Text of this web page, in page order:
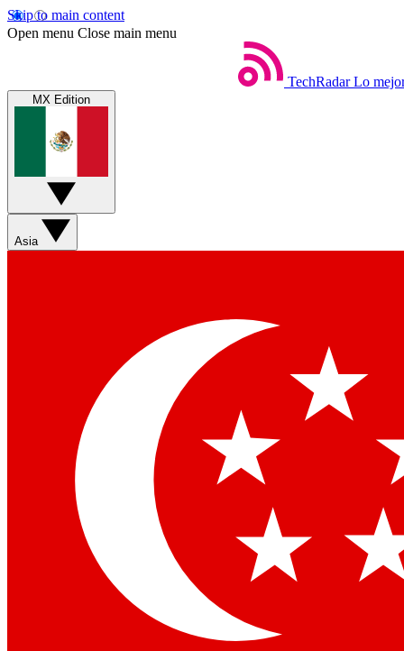
Skip to main content
Open menu Close main menu
TechRadar Lo
MX Edition
Asia